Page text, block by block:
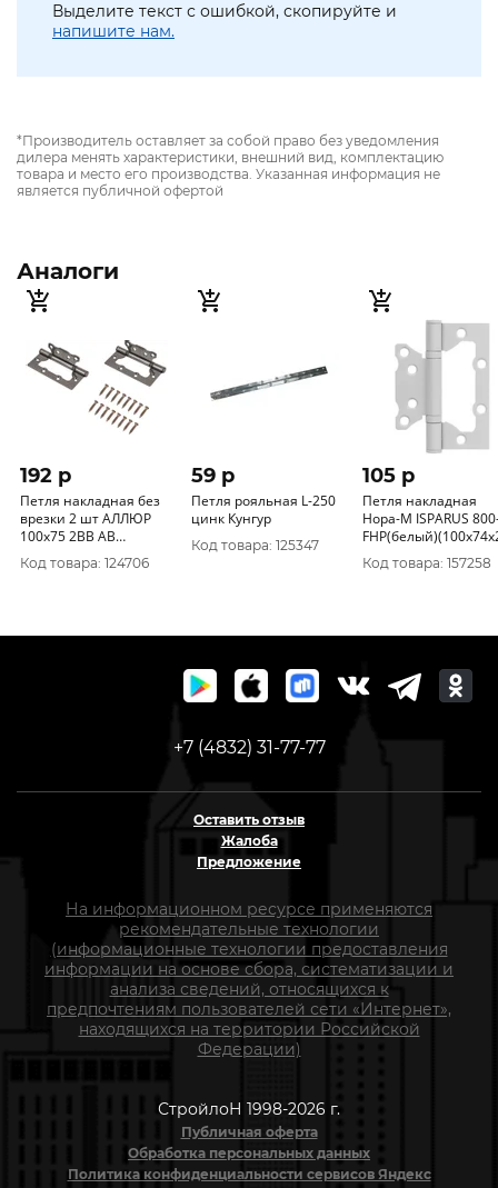
Выделите текст с ошибкой, скопируйте и
напишите нам.
*Производитель оставляет за собой право без уведомления
дилера менять характеристики, внешний вид, комплектацию
товара и место его производства. Указанная информация не
является публичной офертой
Аналоги
192 p
Петля накладная без
врезки 2 шт АЛЛЮР
100х75 2BB AB
КОРОБКА 2, 5мм
бронза
Код товара: 124706
59 p
Петля рояльная L-250
цинк Кунгур
Код товара: 125347
105 p
Петля накладная
Нора-М ISPARUS
5)(100/20)
Код товара: 157258
+7 (4832) 31-77-77
Оставить отзыв
Жалоба
Предложение
На информационном ресурсе применяются
рекомендательные технологии
(информационные технологии предоставления
информации на основе сбора, систематизации и
анализа сведений, относящихся к
предпочтениям пользователей сети «Интернет»,
находящихся на территории Российской
Федерации)
СтройлоН 1998-2026 г.
Публичная оферта
Обработка персональных данных
Политика конфиденциальности сервисов Яндекс